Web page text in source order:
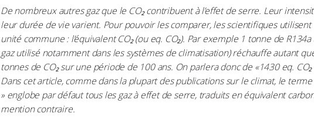
De nombreux autres gaz que le CO₂ contribuent à l’effet de serre. Leur
leur durée de vie varient. Pour pouvoir les comparer, les scientifiques utilisent
unité commune : l’équivalent CO₂ (ou eq. CO₂). Par exemple 1 tonne de R134a
gaz utilisé notamment dans les systèmes de climatisation) réchauffe autant
tonnes de CO₂ sur une période de 100 ans. On parlera donc de «1430 eq. CO₂
Dans cet article, comme dans la plupart des publications sur le climat, le terme
» englobe par défaut tous les gaz à effet de serre, traduits en équivalent
mention contraire.